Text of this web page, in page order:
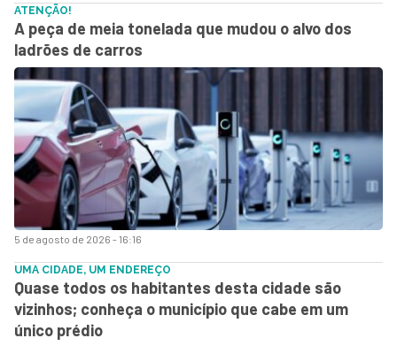
5 de agosto de 2026 - 16:16
ATENÇÃO!
A peça de meia tonelada que mudou o alvo dos
ladrões de carros
UMA CIDADE, UM ENDEREÇO
Quase todos os habitantes desta cidade são
vizinhos; conheça o município que cabe em um
único prédio